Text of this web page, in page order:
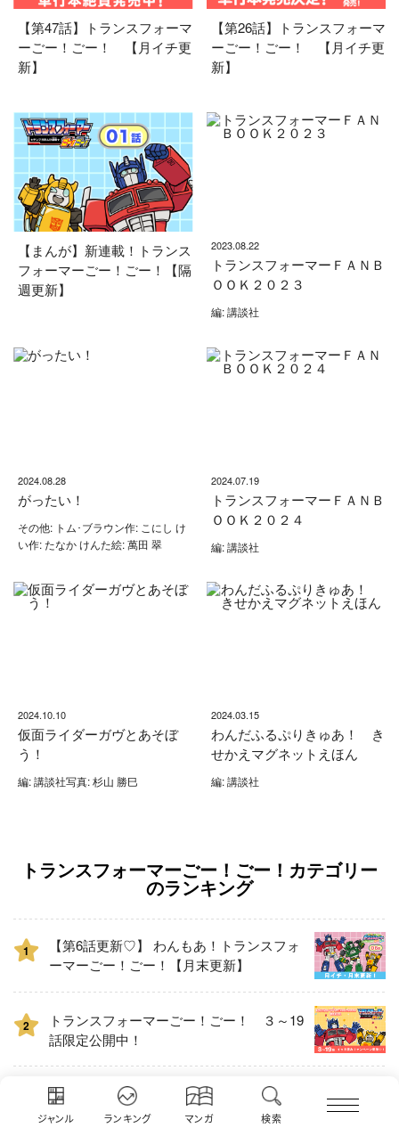
ジャンル ランキング マンガ 検索
【第47話】トランスフォーマ
ーごー！ごー！ 【月イチ更
新】
【第26話】トランスフォーマ
ーごー！ごー！ 【月イチ更
新】
【まんが】新連載！トランス
フォーマーごー！ごー！【隔
週更新】
2023.08.22
トランスフォーマーＦＡＮＢ
ＯＯＫ２０２３
編: 講談社
2024.08.28
がったい！
その他: トム･ブラウン作: こにし け
い作: たなか けんた絵: 萬田 翠
2024.07.19
トランスフォーマーＦＡＮＢ
ＯＯＫ２０２４
編: 講談社
2024.10.10
仮面ライダーガヴとあそぼ
う！
編: 講談社写真: 杉山 勝巳
2024.03.15
わんだふるぷりきゅあ！ き
せかえマグネットえほん
編: 講談社
トランスフォーマーごー！ごー！カテゴリー
のランキング
1
【第6話更新♡】 わんもあ！トランスフォ
ーマーごー！ごー！【月末更新】
2
トランスフォーマーごー！ごー！ ３～19
話限定公開中！
【第26話】トランスフォーマーごー！ご
ー！ 【月イチ更新】